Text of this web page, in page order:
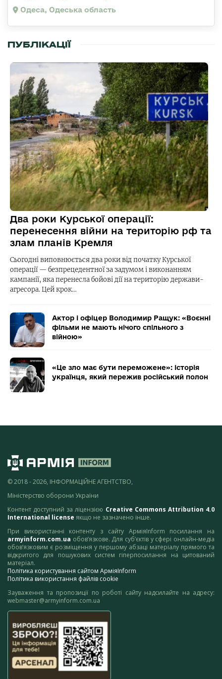
Одеса, Одеська область
ПУБЛІКАЦІЇ
Два роки Курської операції:
перенесення війни на територію рф та
злам планів Кремля
Сьогодні виповнюється два роки від початку Курської
операції — безпрецедентної за задумом і виконанням
кампанії, яка перенесла бойові дії на територію держави-
агресора. Цей крок…
Актор і офіцер Володимир Ращук: «Воєнні
фільми не мають нічого спільного з
війною»
«Це зло має бути переможене»: історія
українця, який пережив російський полон
© 2018 - 2026, ІНФОРМАЦІЙНЕ АГЕНТСТВО,
Міністерство оборони України
Контент доступний за ліцензією Creative Commons Attribution 4.0
International license якщо не зазначено інше.
При використанні контенту з сайту АрміяInform посилання на
armyinform.com.ua обов’язкове. Для суб’єктів у сфері онлайн-медіа
обов’язковим є розміщення у першому абзаці матеріалу прямого та
відкритого для пошукових систем гіперпосилання на цитований
матеріал.
Політика користування сайтом АрміяInform
Політика використання файлів cookie
Зауваження та пропозиції по роботі сайту надсилайте на адресу:
webmaster@armyinform.com.ua